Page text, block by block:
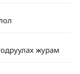
журам